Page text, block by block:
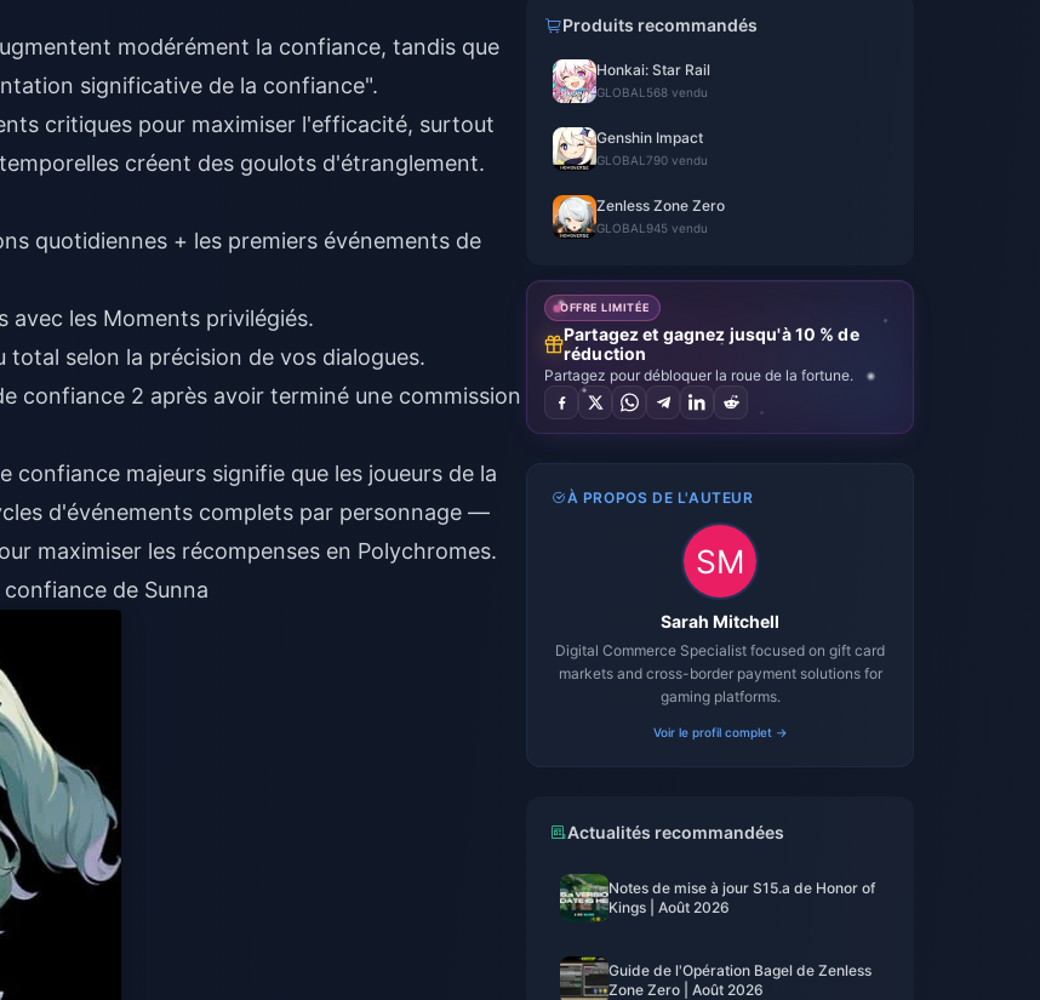
modérément la confiance, tandis que
significative de la confiance".
critiques pour maximiser l'efficacité, surtout
créent des goulots d'étranglement.
quotidiennes + les premiers événements de
avec les Moments privilégiés.
total selon la précision de vos dialogues.
confiance 2 après avoir terminé une commission
confiance majeurs signifie que les joueurs de la
d'événements complets par personnage —
maximiser les récompenses en Polychromes.
de Sunna
Produits recommandés
Honkai: Star Rail
GLOBAL 568 vendu
Genshin Impact
GLOBAL 790 vendu
Zenless Zone Zero
GLOBAL 945 vendu
OFFRE LIMITÉE
Partagez et gagnez jusqu'à 10 % de
réduction
Partagez pour débloquer la roue de la fortune.
À PROPOS DE L'AUTEUR
Sarah Mitchell
Digital Commerce Specialist focused on gift card
markets and cross-border payment solutions for
gaming platforms.
Voir le profil complet →
Actualités recommandées
Notes de mise à jour S15.a de Honor of
Kings | Août 2026
Guide de l'Opération Bagel de Zenless
Zone Zero | Août 2026